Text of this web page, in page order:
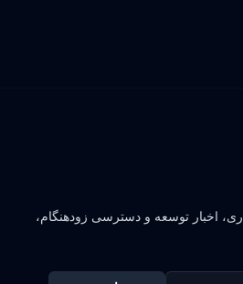
اخبار توسعه و دسترسی زودهنگام،